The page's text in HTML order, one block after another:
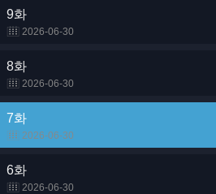
9화
2026-06-30
8화
2026-06-30
7화
2026-06-30
6화
2026-06-30